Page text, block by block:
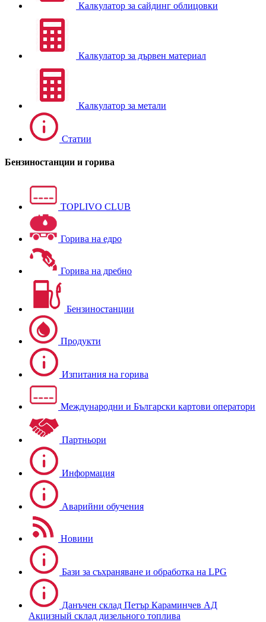
Калкулатор за сайдинг облицовки
Калкулатор за дървен материал
Калкулатор за метали
Статии
Бензиностанции и горива
TOPLIVO CLUB
Горива на едро
Горива на дребно
Бензиностанции
Продукти
Изпитания на горива
Международни и Български картови оператори
Партньори
Информация
Аварийни обучения
Новини
Бази за съхраняване и обработка на LPG
Данъчен склад Петър Караминчев АД
Акцизный склад дизельного топлива